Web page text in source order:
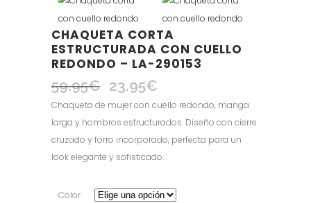
CHAQUETA CORTA
ESTRUCTURADA CON CUELLO
REDONDO – LA-290153
59.95€
El
precio
original
era:
59.95€.
23.95€
precio
actual
es:
23.95€.
Chaqueta de mujer con cuello redondo, manga
larga y hombros estructurados. Diseño con cierre
cruzado y forro incorporado, perfecta para un
look elegante y sofisticado.
Color